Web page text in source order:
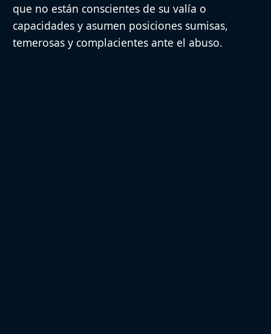
que no están conscientes de su valía o
capacidades y asumen posiciones sumisas,
temerosas y complacientes ante el abuso.